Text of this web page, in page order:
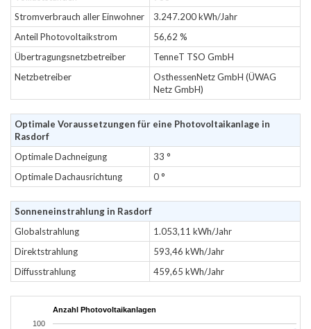
Stromverbrauch aller Einwohner
3.247.200 kWh/Jahr
Anteil Photovoltaikstrom
56,62 %
Übertragungsnetzbetreiber
TenneT TSO GmbH
Netzbetreiber
OsthessenNetz GmbH (ÜWAG
Netz GmbH)
Optimale Voraussetzungen für eine Photovoltaikanlage in
Rasdorf
Optimale Dachneigung
33 °
Optimale Dachausrichtung
0 °
Sonneneinstrahlung in Rasdorf
Globalstrahlung
1.053,11 kWh/Jahr
Direktstrahlung
593,46 kWh/Jahr
Diffusstrahlung
459,65 kWh/Jahr
Anzahl Photovoltaikanlagen
100